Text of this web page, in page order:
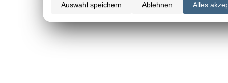
Auswahl speichern Ablehnen Alles